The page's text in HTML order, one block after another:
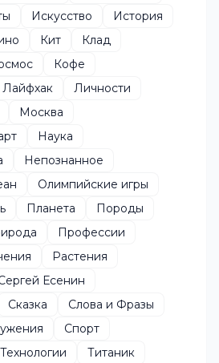
Искусство
История
Кит
Клад
Кофе
Лайфхак
Личности
Москва
Наука
Непознанное
Олимпийские игры
Планета
Породы
Профессии
Растения
Есенин
Сказка
Слова и Фразы
Спорт
Технологии
Титаник